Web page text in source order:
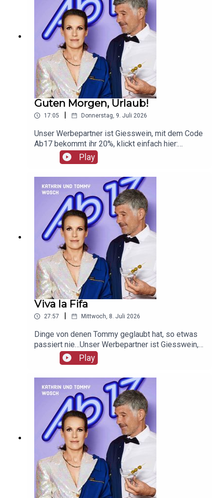
Guten Morgen, Urlaub!
17:05 | Donnerstag, 9. Juli 2026
Unser Werbepartner ist Giesswein, mit dem Code
Ab17 bekommt ihr 20%, klickt einfach hier:
https://serv.linkster.co/r/1qdkaSnEW5
Play
Viva la Fifa
27:57 Mittwoch, 8. Juli 2026
Dinge von denen Tommy geglaubt hat, so etwas
passiert nie…Unser Werbepartner ist Giesswein,
mit dem Code Ab17 bekommt ihr 20%, klickt
einfach hier:
https://serv.linkster.co/r/1qdkaSnEW5
Play